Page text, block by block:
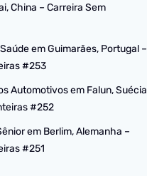
China – Carreira Sem
em Guimarães, Portugal –
#253
Automotivos em Falun, Suécia
#252
em Berlim, Alemanha –
#251